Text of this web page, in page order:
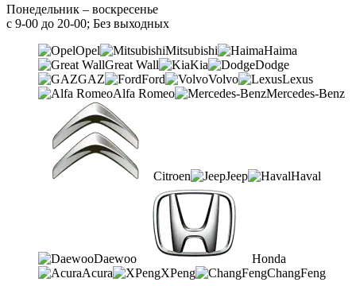
Понедельник – воскресенье
с 9-00 до 20-00; Без выходных
Opel
Mitsubishi
Haima
Great Wall
Kia
Dodge
GAZ
Ford Volvo
Lexus
Alfa Romeo
Mercedes-Benz
Citroen Jeep Haval
Daewoo
Honda
Acura
XPeng ChangFeng